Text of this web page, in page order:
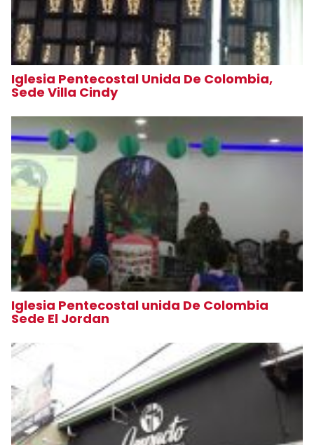
Iglesia Pentecostal Unida De Colombia,
Sede Villa Cindy
Iglesia Pentecostal unida De Colombia
Sede El Jordan